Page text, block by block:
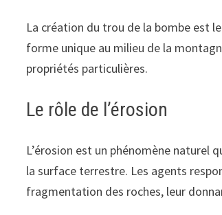
La création du trou de la bombe est
forme unique au milieu de la
propriétés particulières.
Le rôle de l’érosion
L’érosion est un phénomène
la surface terrestre. Les agents
fragmentation des roches, leur